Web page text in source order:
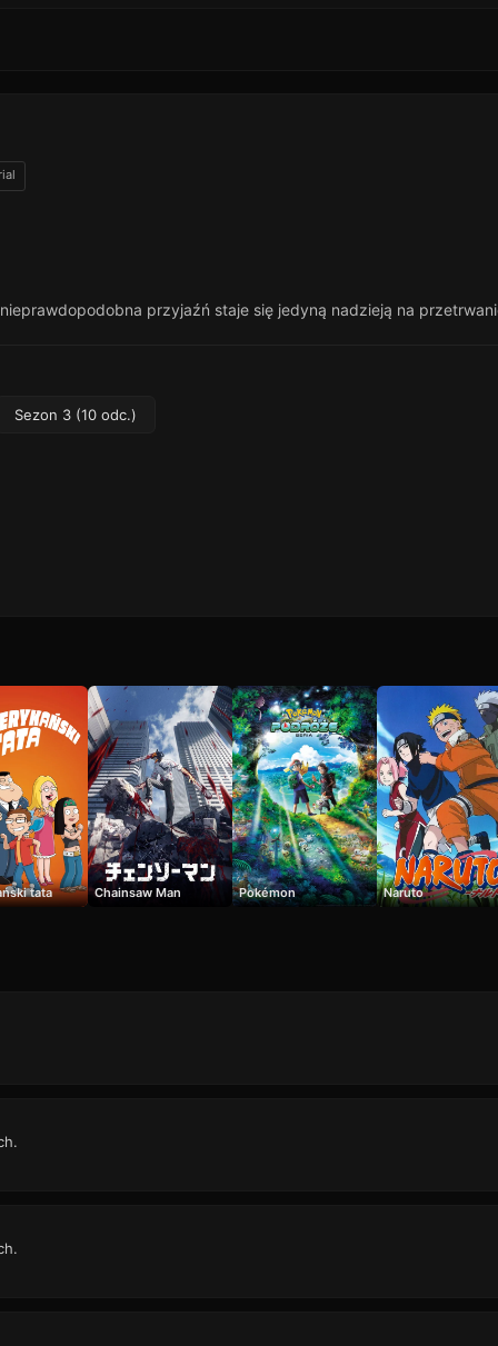
przyjaźń staje się jedyną nadzieją na
Sezon 3 (10 odc.)
tata Chainsaw Man Pokémon Naruto